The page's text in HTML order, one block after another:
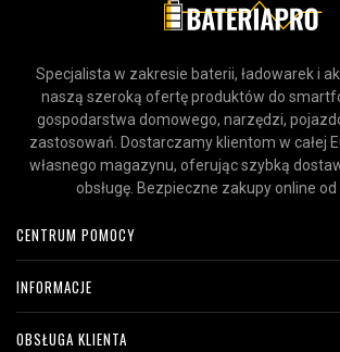
Specjalista w zakresie baterii, ładowarek i
naszą szeroką ofertę produktów do
gospodarstwa domowego, narzędzi,
zastosowań. Dostarczamy klientom w całej
własnego magazynu, oferując szybką
obsługę. Bezpieczne zakupy online od
CENTRUM POMOCY
INFORMACJE
OBSŁUGA KLIENTA